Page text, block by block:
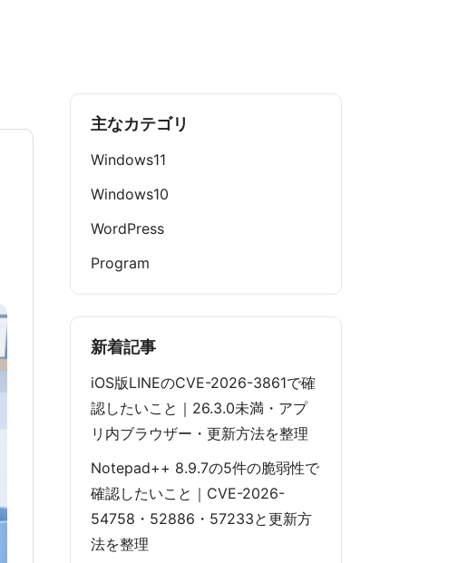
主なカテゴリ
Windows11
Windows10
WordPress
Program
新着記事
iOS版LINEのCVE-2026-3861で確
認したいこと｜26.3.0未満・アプ
リ内ブラウザー・更新方法を整理
Notepad++ 8.9.7の5件の脆弱性で
確認したいこと｜CVE-2026-
54758・52886・57233と更新方
法を整理